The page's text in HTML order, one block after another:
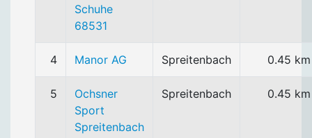
Schuhe
68531
4 Manor AG Spreitenbach 0.45 km
5
Ochsner
Sport
Spreitenbach
Spreitenbach 0.45 km